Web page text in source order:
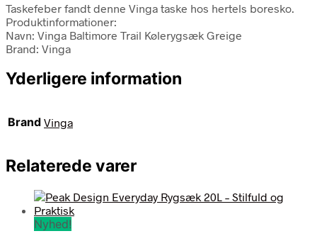
Taskefeber fandt denne Vinga taske hos hertels boresko.
Produktinformationer:
Navn: Vinga Baltimore Trail Kølerygsæk Greige
Brand: Vinga
Yderligere information
Brand Vinga
Relaterede varer
Nyhed!